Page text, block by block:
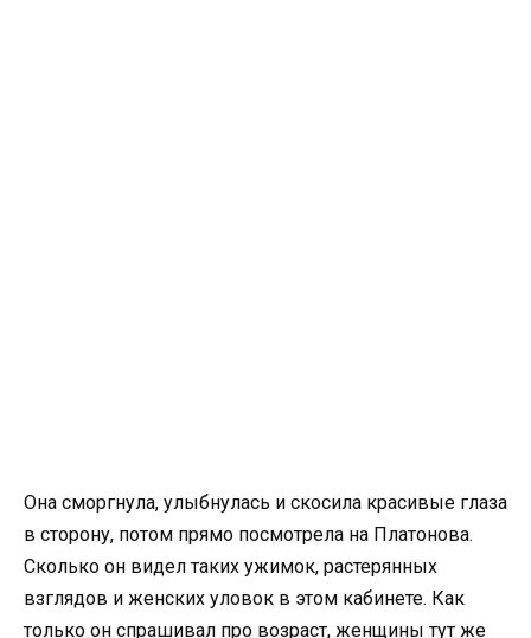
Она сморгнула, улыбнулась и скосила красивые глаза
в сторону, потом прямо посмотрела на Платонова.
Сколько он видел таких ужимок, растерянных
взглядов и женских уловок в этом кабинете. Как
только он спрашивал про возраст, женщины тут же